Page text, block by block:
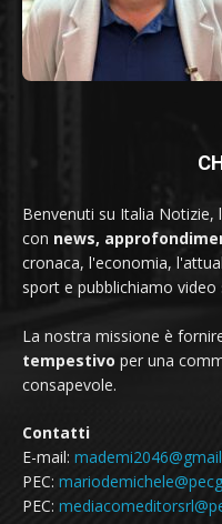
Benvenuti su Italia
con news,
cronaca, l'economia,
sport e pubblichiamo
La nostra missione è
tempestivo per una
consapevole.
Contatti
E-mail:
PEC:
PEC: